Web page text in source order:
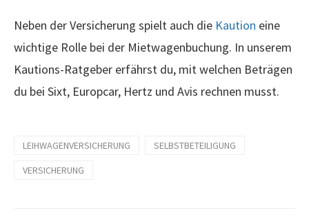
Neben der Versicherung spielt auch die Kaution eine
wichtige Rolle bei der Mietwagenbuchung. In unserem
Kautions-Ratgeber erfährst du, mit welchen Beträgen
du bei Sixt, Europcar, Hertz und Avis rechnen musst.
LEIHWAGENVERSICHERUNG
SELBSTBETEILIGUNG
VERSICHERUNG